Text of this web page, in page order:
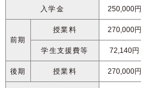
入学金 250,000円
前期
授業料 270,000円
学生支援費等 72,140円
後期 授業料 270,000円